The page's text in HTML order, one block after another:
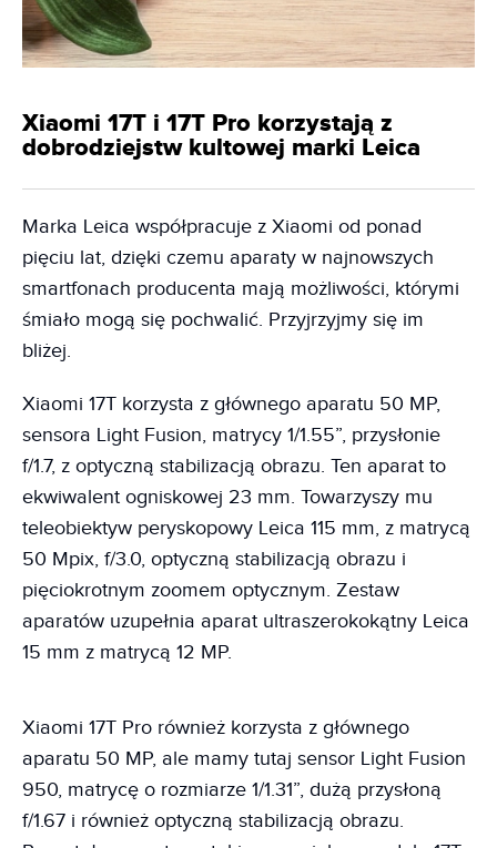
Xiaomi 17T i 17T Pro korzystają z
dobrodziejstw kultowej marki Leica
Marka Leica współpracuje z Xiaomi od ponad
pięciu lat, dzięki czemu aparaty w najnowszych
smartfonach producenta mają możliwości, którymi
śmiało mogą się pochwalić. Przyjrzyjmy się im
bliżej.
Xiaomi 17T korzysta z głównego aparatu 50 MP,
sensora Light Fusion, matrycy 1/1.55”, przysłonie
f/1.7, z optyczną stabilizacją obrazu. Ten aparat to
ekwiwalent ogniskowej 23 mm. Towarzyszy mu
teleobiektyw peryskopowy Leica 115 mm, z matrycą
50 Mpix, f/3.0, optyczną stabilizacją obrazu i
pięciokrotnym zoomem optycznym. Zestaw
aparatów uzupełnia aparat ultraszerokokątny Leica
15 mm z matrycą 12 MP.
Xiaomi 17T Pro również korzysta z głównego
aparatu 50 MP, ale mamy tutaj sensor Light Fusion
950, matrycę o rozmiarze 1/1.31”, dużą przysłoną
f/1.67 i również optyczną stabilizacją obrazu.